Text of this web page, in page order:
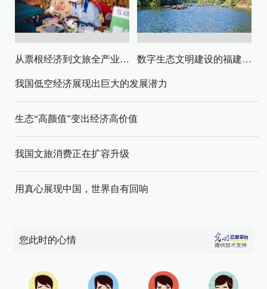
从票根经济到文旅全产业链升级 数字生态文明建设的福建路径与启示
我国低空经济展现出巨大的发展潜力
生态“高颜值”变出经济高价值
我国文旅消费正在扩容升级
用真心展现中国，世界自有回响
您此时的心情